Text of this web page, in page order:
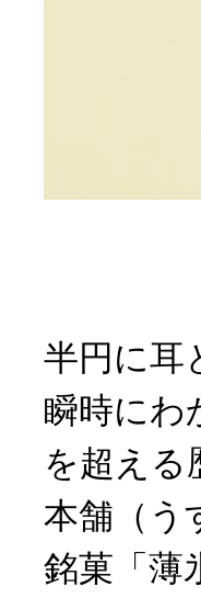
半円に耳
瞬時にわ
を超える
本舗（う
銘菓「薄